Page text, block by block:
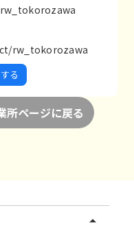
rw_tokorozawa
る
所ページに戻る
arrow_drop_up